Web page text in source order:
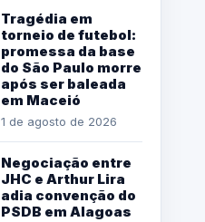
Tragédia em
torneio de futebol:
promessa da base
do São Paulo morre
após ser baleada
em Maceió
1 de agosto de 2026
Negociação entre
JHC e Arthur Lira
adia convenção do
PSDB em Alagoas